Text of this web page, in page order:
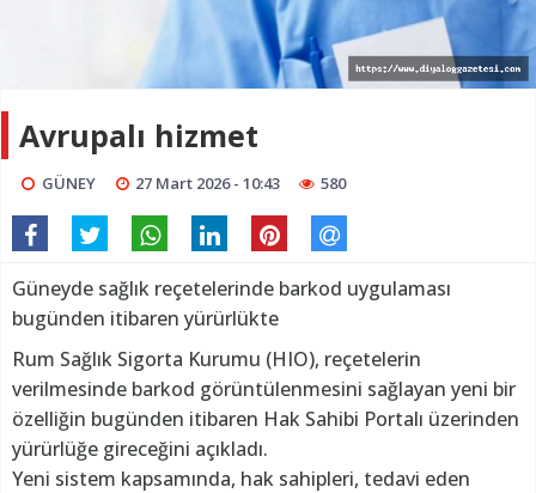
Avrupalı hizmet
GÜNEY 27 Mart 2026 - 10:43 580
Güneyde sağlık reçetelerinde barkod uygulaması
bugünden itibaren yürürlükte
Rum Sağlık Sigorta Kurumu (HIO), reçetelerin
verilmesinde barkod görüntülenmesini sağlayan yeni bir
özelliğin bugünden itibaren Hak Sahibi Portalı üzerinden
yürürlüğe gireceğini açıkladı.
Yeni sistem kapsamında, hak sahipleri, tedavi eden